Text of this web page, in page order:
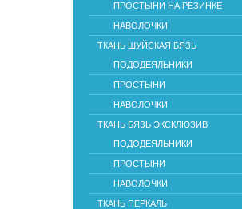
ПРОСТЫНИ НА РЕЗИНКЕ
НАВОЛОЧКИ
ТКАНЬ ШУЙСКАЯ БЯЗЬ
ПОДОДЕЯЛЬНИКИ
ПРОСТЫНИ
НАВОЛОЧКИ
ТКАНЬ БЯЗЬ ЭКСКЛЮЗИВ
ПОДОДЕЯЛЬНИКИ
ПРОСТЫНИ
НАВОЛОЧКИ
ТКАНЬ ПЕРКАЛЬ